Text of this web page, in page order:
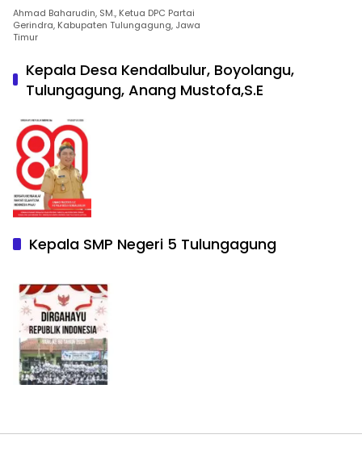
Ahmad Baharudin, SM., Ketua DPC Partai
Gerindra, Kabupaten Tulungagung, Jawa
Timur
Kepala Desa Kendalbulur, Boyolangu,
Tulungagung, Anang Mustofa,S.E
Kepala SMP Negeri 5 Tulungagung